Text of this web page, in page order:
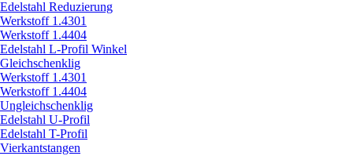
Edelstahl Reduzierung
Werkstoff 1.4301
Werkstoff 1.4404
Edelstahl L-Profil Winkel
Gleichschenklig
Werkstoff 1.4301
Werkstoff 1.4404
Ungleichschenklig
Edelstahl U-Profil
Edelstahl T-Profil
Vierkantstangen